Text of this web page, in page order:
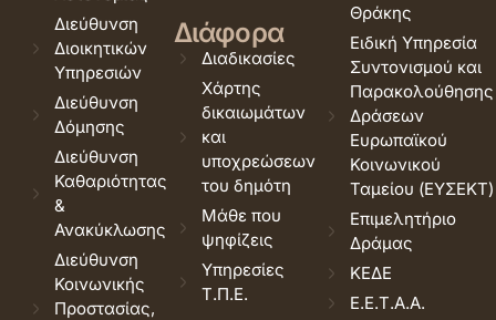
Διεύθυνση
Διοικητικών
Υπηρεσιών
Διεύθυνση
Δόμησης
Διεύθυνση
Καθαριότητας
&
Ανακύκλωσης
Διεύθυνση
Κοινωνικής
Προστασίας,
Διάφορα
Διαδικασίες
Χάρτης
δικαιωμάτων
και
υποχρεώσεων
του δημότη
Μάθε που
ψηφίζεις
Υπηρεσίες
Τ.Π.Ε.
Θράκης
Ειδική Υπηρεσία
Συντονισμού και
Παρακολούθησης
Δράσεων
Ευρωπαϊκού
Κοινωνικού
Ταμείου (ΕΥΣΕΚΤ)
Επιμελητήριο
Δράμας
ΚΕΔΕ
Ε.Ε.Τ.Α.Α.